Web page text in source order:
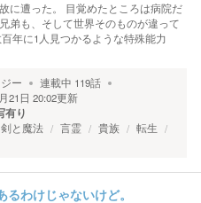
に遭った。 目覚めたところは病院だ
弟も、そして世界そのものが違って
年に1人見つかるような特殊能力
ー 連載中 119話
21日 20:02更新
有り
剣と魔法 言霊 貴族
転生
るわけじゃないけど。